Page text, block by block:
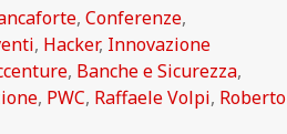
,Conferenze,
, Hacker, Innovazione
, Banche e Sicurezza,
, PWC, Raffaele Volpi, Roberto